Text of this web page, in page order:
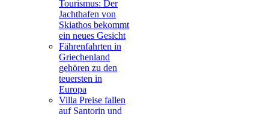
Tourismus: Der
Jachthafen von
Skiathos bekommt
ein neues Gesicht
Fährenfahrten in
Griechenland
gehören zu den
teuersten in
Europa
Villa Preise fallen
auf Santorin und